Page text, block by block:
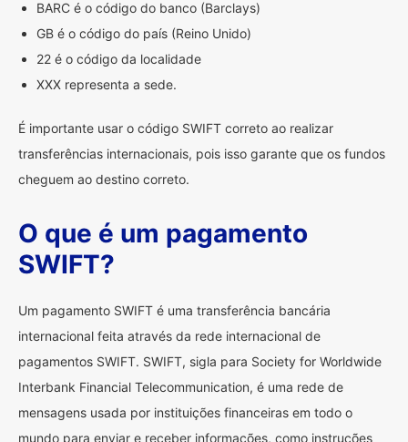
BARC é o código do banco (Barclays)
GB é o código do país (Reino Unido)
22 é o código da localidade
XXX representa a sede.
É importante usar o código SWIFT correto ao realizar
transferências internacionais, pois isso garante que os fundos
cheguem ao destino correto.
O que é um pagamento
SWIFT?
Um pagamento SWIFT é uma transferência bancária
internacional feita através da rede internacional de
pagamentos SWIFT. SWIFT, sigla para Society for Worldwide
Interbank Financial Telecommunication, é uma rede de
mensagens usada por instituições financeiras em todo o
mundo para enviar e receber informações, como instruções